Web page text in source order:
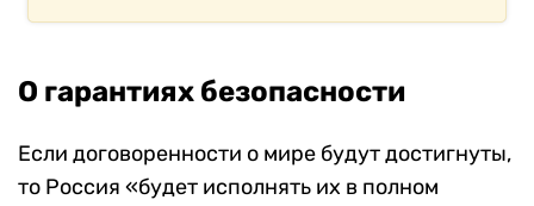
О гарантиях безопасности
Если договоренности о мире будут достигнуты,
то Россия «будет исполнять их в полном